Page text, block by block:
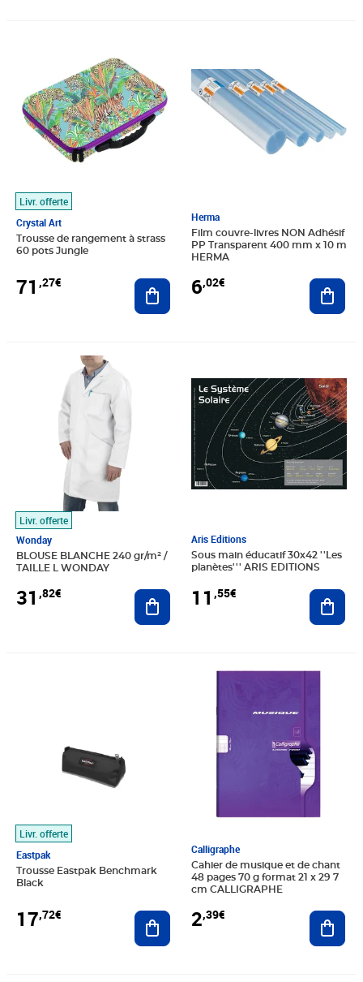
Livr. offerte
Crystal Art
Trousse de rangement à strass
60 pots Jungle
71 ,27€ Ajouter au panier
Herma
Film couvre-livres NON Adhésif
PP Transparent 400 mm x 10 m
HERMA
6,02€
Livr. offerte
Wonday
BLOUSE BLANCHE 240 gr/m² /
TAILLE L WONDAY
31 ,82€ Ajouter au panier
Aris Editions
Sous main éducatif 30x42 ''Les
planètes''' ARIS EDITIONS
11 ,55€
Livr. offerte
Eastpak
Trousse Eastpak Benchmark
Black
17,72€ Ajouter au panier
Calligraphe
Cahier de musique et de chant
48 pages 70 g format 21 x 29 7
cm CALLIGRAPHE
2,39€
Prix 2,39€